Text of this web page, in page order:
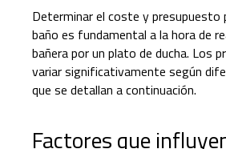
Determinar el coste y presupuesto
baño es fundamental a la hora de
bañera por un plato de ducha. Los
variar significativamente según
que se detallan a continuación.
Factores que